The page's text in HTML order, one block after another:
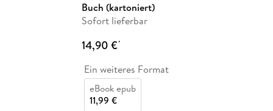
Buch (kartoniert)
Sofort lieferbar
14,90 €*
Ein weiteres Format
eBook epub
11,99 €